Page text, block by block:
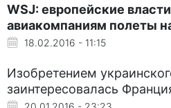
WSJ: европейские
авиакомпаниям полеты
18.02.2016 - 11:15
Изобретением
заинтересовалась